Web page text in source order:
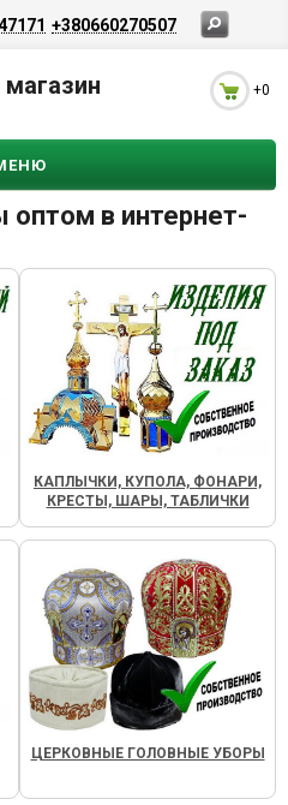
+380660270507
+0
в интернет-
КАПЛЫЧКИ, КУПОЛА, ФОНАРИ,
КРЕСТЫ, ШАРЫ, ТАБЛИЧКИ
ЦЕРКОВНЫЕ ГОЛОВНЫЕ УБОРЫ